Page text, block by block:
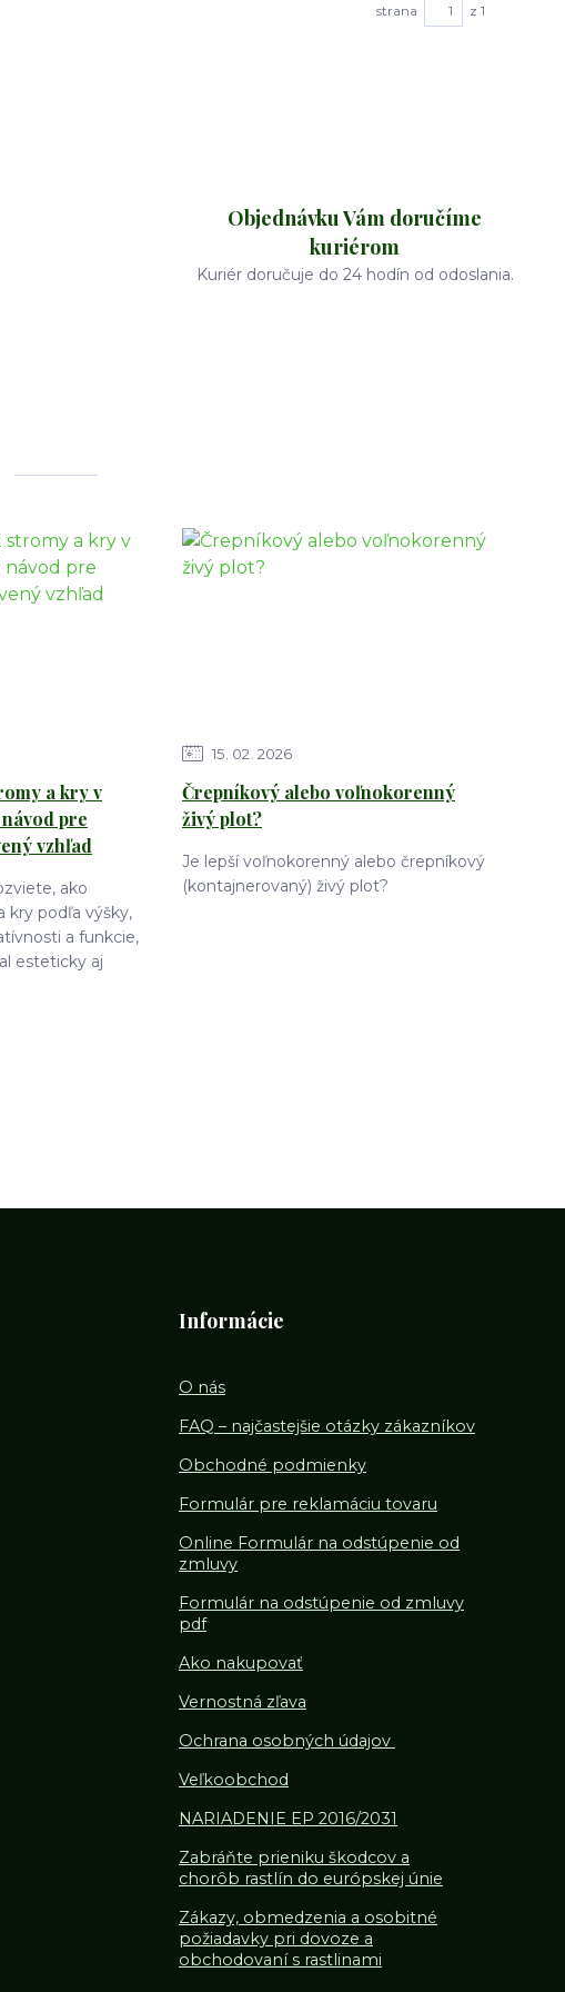
strana z 1
Objednávku Vám doručíme
kuriérom
Kuriér doručuje do 24 hodín od odoslania.
a kry v
pre
vzhľad
ako
kry podľa výšky,
a funkcie,
esteticky aj
15 02 2026
Črepníkový alebo voľnokorenný
živý plot?
Je lepší voľnokorenný alebo črepníkový
(kontajnerovaný) živý plot?
Informácie
O nás
FAQ – najčastejšie otázky zákazníkov
Obchodné podmienky
Formulár pre reklamáciu tovaru
Online Formulár na odstúpenie od
zmluvy
Formulár na odstúpenie od zmluvy
pdf
Ako nakupovať
Vernostná zľava
Ochrana osobných údajov
Veľkoobchod
NARIADENIE EP 2016/2031
Zabráňte prieniku škodcov a
chorôb rastlín do európskej únie
Zákazy, obmedzenia a osobitné
požiadavky pri dovoze a
obchodovaní s rastlinami